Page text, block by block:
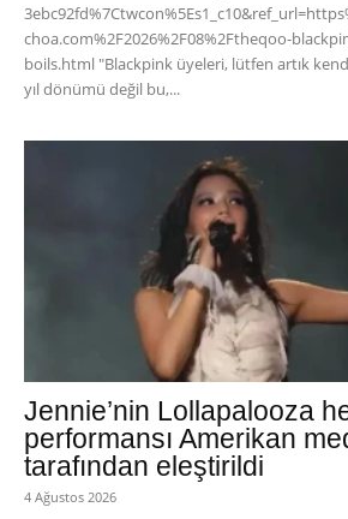
choa.com%2F2026%2F08%2Ftheqoo-
boils.html "Blackpink üyeleri, lütfen artık
yıl dönümü değil bu,...
Jennie’nin Lollapalooza
performansı Amerikan
tarafından eleştirildi
4 Ağustos 2026